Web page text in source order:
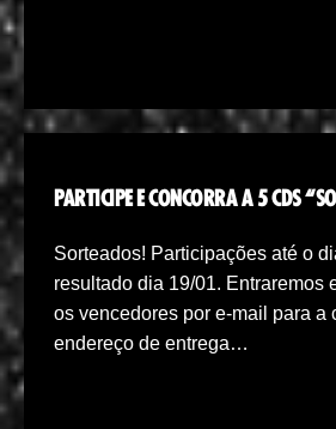
PARTICIPE E CONCORRA A 5 CDS
Sorteados! Participações até o
resultado dia 19/01. Entraremos
os vencedores por e-mail para a
endereço de entrega…